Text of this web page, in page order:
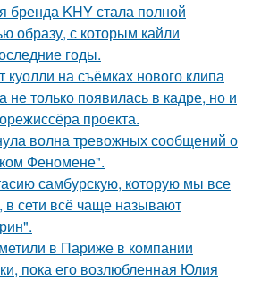
бренда KHY стала полной
образу, с которым кайли
годы.
куолли на съёмках нового клипа
не только появилась в кадре, но и
проекта.
волна тревожных сообщений о
Феномене".
самбурскую, которую мы все
в сети всё чаще называют
в Париже в компании
пока его возлюбленная Юлия